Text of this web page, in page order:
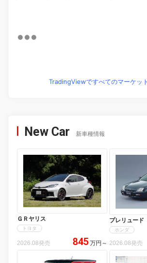
TradingViewですべてのマーケッ
New Car 新車種情報
ＧＲヤリス
トヨタ
2026.08発売 845 万円 ～
プレリュード
ホンダ
2026.08発売